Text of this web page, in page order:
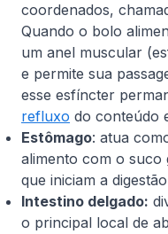
coordenados,
Quando o bolo
um anel muscular
e permite sua
esse esfíncter
refluxo do conteúdo
Estômago: atua
alimento com o suco
que iniciam a
Intestino delgado:
o principal local de